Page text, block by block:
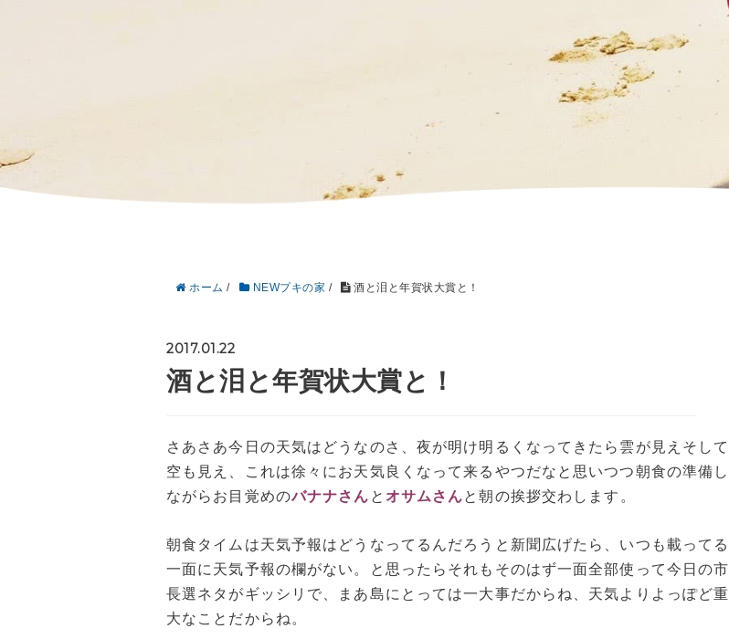
ホーム / NEWプキの家 / 酒と泪と年賀状大賞と！
2017.01.22
酒と泪と年賀状大賞と！
さあさあ今日の天気はどうなのさ、夜が明け明るくなってきたら雲が見えそして
空も見え、これは徐々にお天気良くなって来るやつだなと思いつつ朝食の準備し
ながらお目覚めのバナナさん と オサムさんと朝の挨拶交わします。
朝食タイムは天気予報はどうなってるんだろうと新聞広げたら、いつも載ってる
一面に天気予報の欄がない。と思ったらそれもそのはず一面全部使って今日の市
長選ネタがギッシリで、まあ島にとっては一大事だからね、天気よりよっぽど重
大なことだからね。